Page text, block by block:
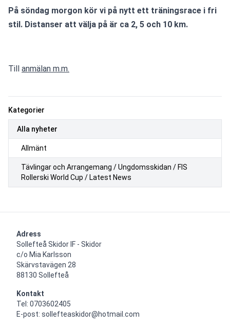
Kategorier
Alla nyheter
Allmänt
Tävlingar och Arrangemang / Ungdomsskidan / FIS
Rollerski World Cup / Latest News
På söndag morgon kör vi på nytt ett träningsrace i fri
stil. Distanser att välja på är ca 2, 5 och 10 km.
Till anmälan m.m.
Adress
Sollefteå Skidor IF - Skidor
c/o Mia Karlsson
Skärvstavägen 28
88130 Sollefteå
Kontakt
Tel: 0703602405
E-post: sollefteaskidor@hotmail.com